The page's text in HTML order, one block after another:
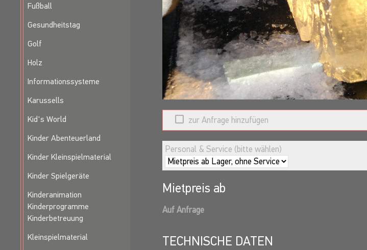
Fußball
Gesundheitstag
Golf
Holz
Informationssysteme
Karussells
Kid's World
Kinder Abenteuerland
Kinder Kleinspielmaterial
Kinder Spielgeräte
Kinderanimation
Kinderprogramme
Kinderbetreuung
Kleinspielmaterial
zur Anfrage hinzufügen
Personal & Service (bitte wählen)
Mietpreis ab
Auf Anfrage
TECHNISCHE DATEN